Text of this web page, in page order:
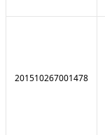
201510267001478